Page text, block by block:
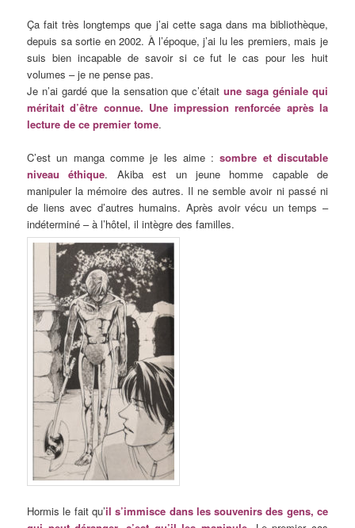
Ça fait très longtemps que j’ai cette saga dans ma bibliothèque,
depuis sa sortie en 2002. À l’époque, j’ai lu les premiers, mais je
suis bien incapable de savoir si ce fut le cas pour les huit
volumes – je ne pense pas.
Je n’ai gardé que la sensation que c’étaitune saga géniale qui
méritait d’être connue. Une impression renforcée après la
lecture de ce premier tome.
C’est un manga comme je les aime :sombre et discutable
niveau éthique. Akiba est un jeune homme capable de
manipuler la mémoire des autres. Il ne semble avoir ni passé ni
de liens avec d’autres humains. Après avoir vécu un temps –
indéterminé – à l’hôtel, il intègre des familles.
Hormis le fait qu’il s’immisce dans les souvenirs des gens, ce